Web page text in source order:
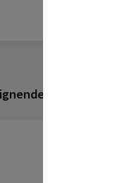
produkter